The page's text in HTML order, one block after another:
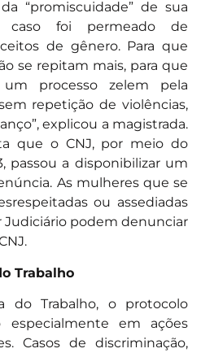
“promiscuidade” de sua
caso foi permeado de
de gênero. Para que
se repitam mais, para que
processo zelem pela
repetição de violências,
explicou a magistrada.
que o CNJ, por meio do
passou a disponibilizar um
As mulheres que se
ou assediadas
Judiciário podem denunciar
Trabalho
do Trabalho, o protocolo
especialmente em ações
Casos de discriminação,